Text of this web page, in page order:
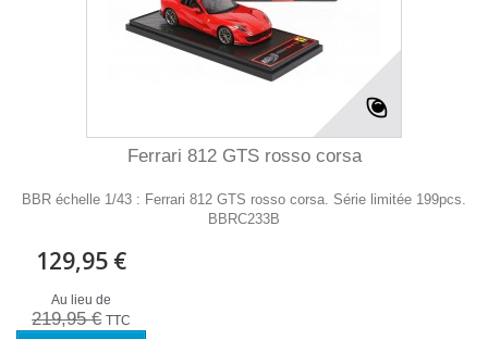
Ferrari 812 GTS rosso corsa
BBR échelle 1/43 : Ferrari 812 GTS rosso corsa. Série limitée 199pcs.
BBRC233B
129,95 €
Au lieu de
219,95 € TTC